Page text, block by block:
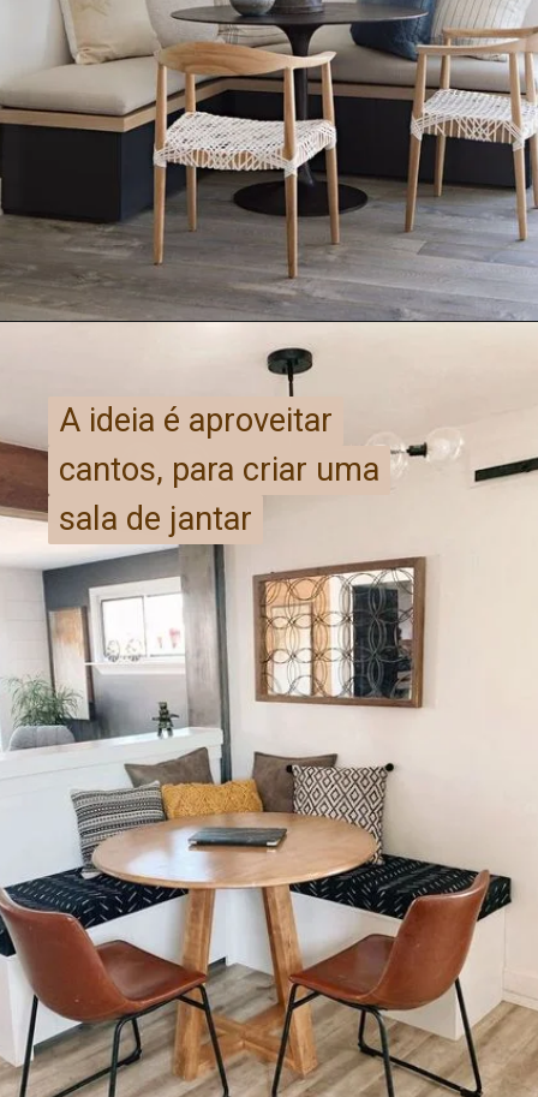
A ideia é aproveitar
cantos, para criar uma
sala de jantar
A ideia é aproveitar
cantos, para criar uma
sala de jantar